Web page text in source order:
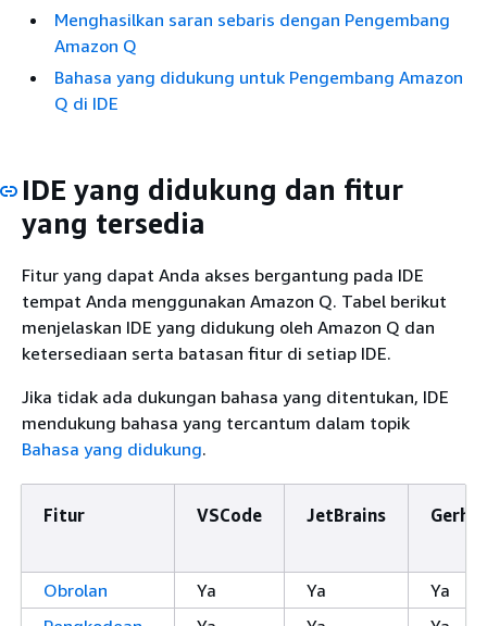
Menghasilkan saran sebaris dengan Pengembang
Amazon Q
Bahasa yang didukung untuk Pengembang Amazon
Q di IDE
IDE yang didukung dan fitur
yang tersedia
Fitur yang dapat Anda akses bergantung pada IDE
tempat Anda menggunakan Amazon Q. Tabel berikut
menjelaskan IDE yang didukung oleh Amazon Q dan
ketersediaan serta batasan fitur di setiap IDE.
Jika tidak ada dukungan bahasa yang ditentukan, IDE
mendukung bahasa yang tercantum dalam topik
Bahasa yang didukung.
Fitur VSCode JetBrains
Obrolan Ya Ya
Ya